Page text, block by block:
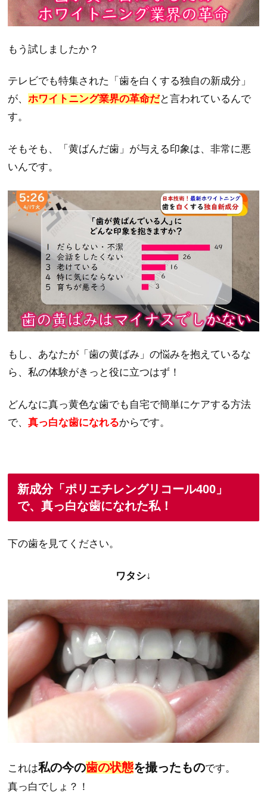
もう試しましたか？
テレビでも特集された「歯を白くする独自の新成分」
が、ホワイトニング業界の革命だと言われているんで
す。
そもそも、「黄ばんだ歯」が与える印象は、非常に悪
いんです。
もし、あなたが「歯の黄ばみ」の悩みを抱えているな
ら、私の体験がきっと役に立つはず！
どんなに真っ黄色な歯でも自宅で簡単にケアする方法
で、真っ白な歯になれるからです。
新成分「ポリエチレングリコール400」
で、真っ白な歯になれた私！
下の歯を見てください。
ワタシ↓
これは私の今の歯の状態を撮ったものです。
真っ白でしょ？！